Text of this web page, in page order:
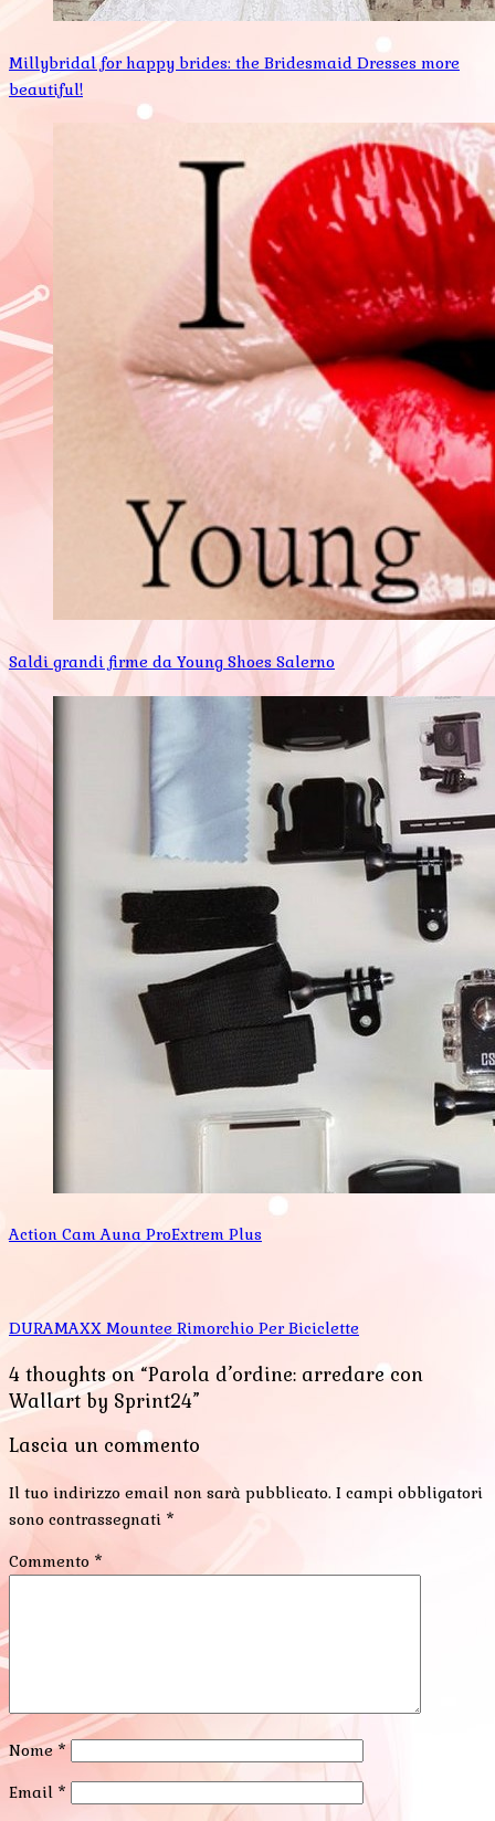
Millybridal for happy brides: the Bridesmaid Dresses more
beautiful!
Saldi grandi firme da Young Shoes Salerno
Action Cam Auna ProExtrem Plus
DURAMAXX Mountee Rimorchio Per Biciclette
4 thoughts on “Parola d’ordine: arredare con
Wallart by Sprint24”
Lascia un commento
Il tuo indirizzo email non sarà pubblicato. I campi obbligatori
sono contrassegnati *
Commento *
Nome*
Email *